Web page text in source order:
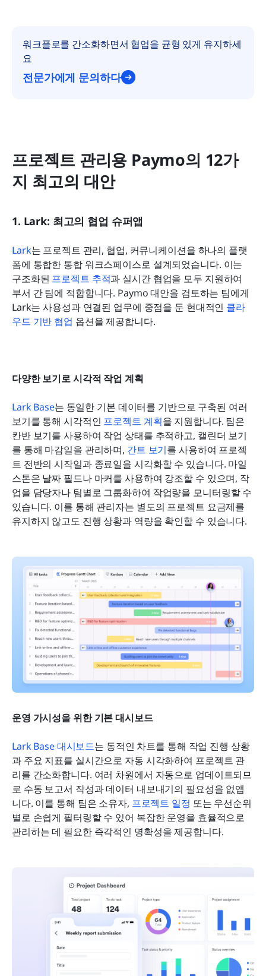
워크플로를 간소화하면서 협업을 균형 있게 유지하세
요
전문가에게 문의하다
프로젝트 관리용 Paymo의 12가
지 최고의 대안
1. Lark: 최고의 협업 슈퍼앱
Lark는 프로젝트 관리, 협업, 커뮤니케이션을 하나의 플랫
폼에 통합한 통합 워크스페이스로 설계되었습니다. 이는
구조화된 프로젝트 추적과 실시간 협업을 모두 지원하여
부서 간 팀에 적합합니다. Paymo 대안을 검토하는 팀에게
Lark는 사용성과 연결된 업무에 중점을 둔 현대적인 클라
우드 기반 협업 옵션을 제공합니다.
다양한 보기로 시각적 작업 계획
Lark Base는 동일한 기본 데이터를 기반으로 구축된 여러
보기를 통해 시각적인 프로젝트 계획을 지원합니다. 팀은
칸반 보기를 사용하여 작업 상태를 추적하고, 캘린더 보기
를 통해 마감일을 관리하며, 간트 보기를 사용하여 프로젝
트 전반의 시작일과 종료일을 시각화할 수 있습니다. 마일
스톤은 날짜 필드나 마커를 사용하여 강조할 수 있으며, 작
업을 담당자나 팀별로 그룹화하여 작업량을 모니터링할 수
있습니다. 이를 통해 관리자는 별도의 프로젝트 요금제를
유지하지 않고도 진행 상황과 역량을 확인할 수 있습니다.
운영 가시성을 위한 기본 대시보드
Lark Base 대시보드는 동적인 차트를 통해 작업 진행 상황
과 주요 지표를 실시간으로 자동 시각화하여 프로젝트 관
리를 간소화합니다. 여러 차원에서 자동으로 업데이트되므
로 수동 보고서 작성과 데이터 내보내기의 필요성을 없앱
니다. 이를 통해 팀은 소유자, 프로젝트 일정 또는 우선순위
별로 손쉽게 필터링할 수 있어 복잡한 운영을 효율적으로
관리하는 데 필요한 즉각적인 명확성을 제공합니다.